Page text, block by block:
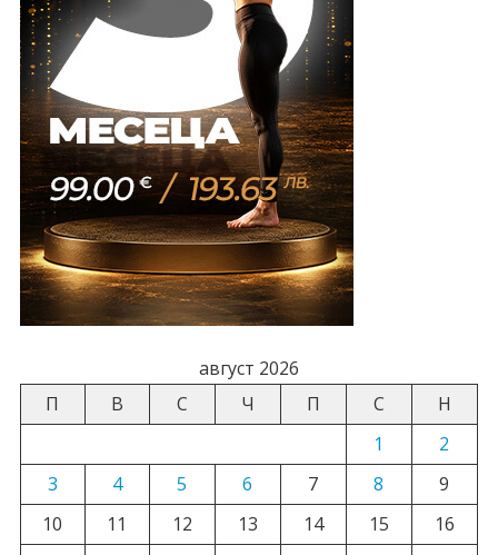
август 2026
П
В С Ч П С
Н
1
2
3
4 5 6 7 8
9
10
11 12 13 14 15
16